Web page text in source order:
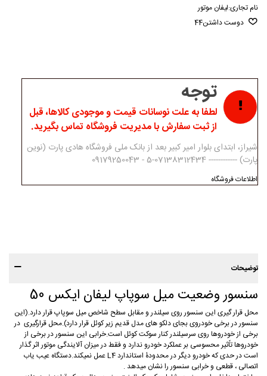
نام تجاری:لیفان موتور
دوست داشتن44
توجه
لطفا به علت نوسانات قیمت و موجودی کالاها، قبل
از ثبت سفارش با مدیریت فروشگاه تماس بگیرید.
شیراز، ابتدای بلوار امیر کبیر بعد از بانک ملی فروشگاه هادی پارت (نوین
پارت) ------------ 07138312434-5 - 09179250043
اطلاعات فروشگاه
توضیحات
سنسور وضعیت میل سوپاپ لیفان ایکس 50
محل قرار گیری این سنسور روی سیلندر و مقابل سطح شاخص میل سوپاپ قرار دارد.(این
سنسور در برخی خودروی بجای دلکو های مدل قدیم زیر کوئل قرار دارد).محل قرارگیری در
برخی از خودروها روی سرسیلندر کنار سوکت کوئل است.خرابی این سنسور در برخی از
خودروها تاًثیر محسوسی بر عملکرد خودرو ندارد و فقط در میزان آلایندگی موتور اثر گذار
است در حدی که خودرو دیگر در محدودۀ استاندارد L4 عمل نمیکند.دستگاه عیب یاب
اتصالی ، قطعی و خرابی سنسور را نشان میدهد .